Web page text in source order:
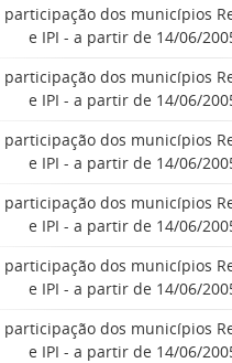
dos municípios
e IPI - a partir de 14/06/
dos municípios
e IPI - a partir de 14/06/
dos municípios
e IPI - a partir de 14/06/
dos municípios
e IPI - a partir de 14/06/
dos municípios
e IPI - a partir de 14/06/
dos municípios
e IPI - a partir de 14/06/